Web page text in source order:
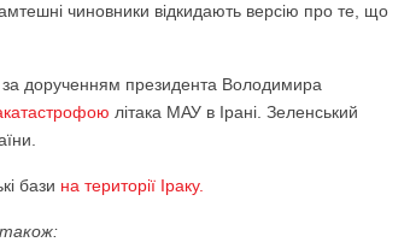
чиновники відкидають версію про те, що
за дорученням президента Володимира
літака МАУ в Ірані. Зеленський
бази на території Іраку.